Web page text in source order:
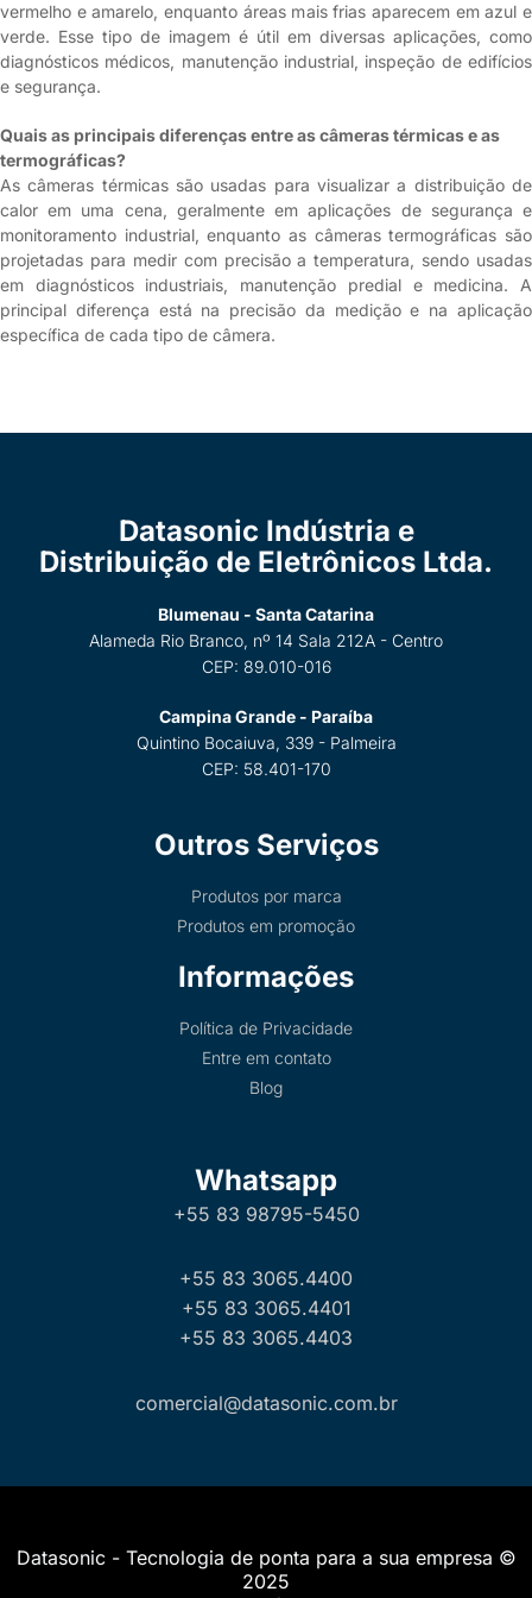
vermelho e amarelo, enquanto áreas mais frias aparecem em azul e
verde. Esse tipo de imagem é útil em diversas aplicações, como
diagnósticos médicos, manutenção industrial, inspeção de edifícios
e segurança.
Quais as principais diferenças entre as câmeras térmicas e as
termográficas?
As câmeras térmicas são usadas para visualizar a distribuição de
calor em uma cena, geralmente em aplicações de segurança e
monitoramento industrial, enquanto as câmeras termográficas são
projetadas para medir com precisão a temperatura, sendo usadas
em diagnósticos industriais, manutenção predial e medicina. A
principal diferença está na precisão da medição e na aplicação
específica de cada tipo de câmera.
Datasonic Indústria e
Distribuição de Eletrônicos Ltda.
Blumenau - Santa Catarina
Alameda Rio Branco, nº 14 Sala 212A - Centro
CEP: 89.010-016
Campina Grande - Paraíba
Quintino Bocaiuva, 339 - Palmeira
CEP: 58.401-170
Outros Serviços
Produtos por marca
Produtos em promoção
Informações
Política de Privacidade
Entre em contato
Blog
Whatsapp
+55 83 98795-5450
+55 83 3065.4400
+55 83 3065.4401
+55 83 3065.4403
comercial@datasonic.com.br
Datasonic - Tecnologia de ponta para a sua empresa ©
2025